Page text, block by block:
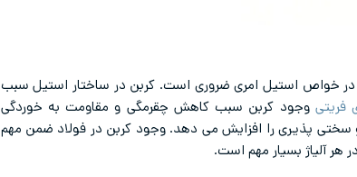
در خواص استیل امری ضروری است. کربن در ساختار استیل سبب
فریتی وجود کربن سبب کاهش چقرمگی و مقاومت به خوردگی
پذیری را افزایش می دهد. وجود کربن در فولاد ضمن مهم
آلیاژ بسیار مهم است.